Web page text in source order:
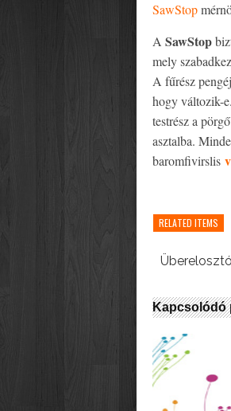
SawStop
A SawStop
mely
A fűrész
hogy változik-
testrész a
asztalba.
baromfivirslis
RELATED ITEMS
Kapcsolódó